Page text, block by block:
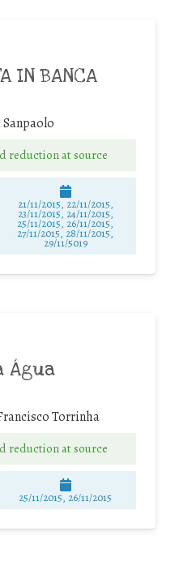
IN BANCA
reduction at source
21/11/2015, 22/11/2015,
23/11/2015, 24/11/2015,
25/11/2015, 26/11/2015,
27/11/2015, 28/11/2015,
29/11/5019
Água
Torrinha
reduction at source
25/11/2015, 26/11/2015